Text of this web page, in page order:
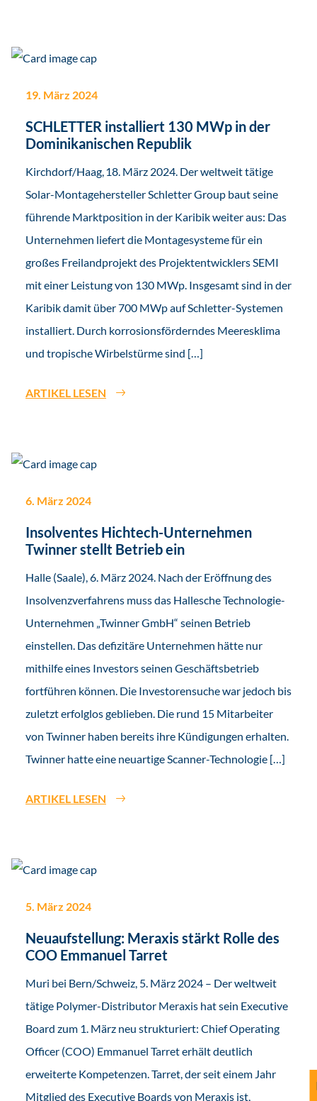
19. März 2024
SCHLETTER installiert 130 MWp in der
Dominikanischen Republik
Kirchdorf/Haag, 18. März 2024. Der weltweit tätige
Solar-Montagehersteller Schletter Group baut seine
führende Marktposition in der Karibik weiter aus: Das
Unternehmen liefert die Montagesysteme für ein
großes Freilandprojekt des Projektentwicklers SEMI
mit einer Leistung von 130 MWp. Insgesamt sind in der
Karibik damit über 700 MWp auf Schletter-Systemen
installiert. Durch korrosionsförderndes Meeresklima
und tropische Wirbelstürme sind […]
ARTIKEL LESEN
6. März 2024
Insolventes Hichtech-Unternehmen
Twinner stellt Betrieb ein
Halle (Saale), 6. März 2024. Nach der Eröffnung des
Insolvenzverfahrens muss das Hallesche Technologie-
Unternehmen „Twinner GmbH“ seinen Betrieb
einstellen. Das defizitäre Unternehmen hätte nur
mithilfe eines Investors seinen Geschäftsbetrieb
fortführen können. Die Investorensuche war jedoch bis
zuletzt erfolglos geblieben. Die rund 15 Mitarbeiter
von Twinner haben bereits ihre Kündigungen erhalten.
Twinner hatte eine neuartige Scanner-Technologie […]
ARTIKEL LESEN
5. März 2024
Neuaufstellung: Meraxis stärkt Rolle des
COO Emmanuel Tarret
Muri bei Bern/Schweiz, 5. März 2024 – Der weltweit
tätige Polymer-Distributor Meraxis hat sein Executive
Board zum 1. März neu strukturiert: Chief Operating
Officer (COO) Emmanuel Tarret erhält deutlich
erweiterte Kompetenzen. Tarret, der seit einem Jahr
Mitglied des Executive Boards von Meraxis ist,